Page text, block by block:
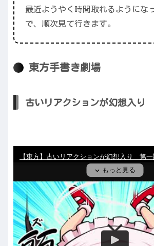
最近ようやく時間取れるようにな
で、順次見て行きます。
東方手書き劇場
古いリアクションが幻想入り